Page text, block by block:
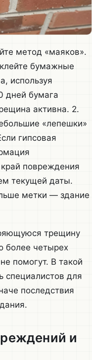
метод «маяков».
бумажные
используя
дней бумага
активна. 2.
«лепешки»
гипсовая
повреждения
текущей даты.
метки — здание
трещину
более четырех
помогут. В такой
специалистов для
последствия
и